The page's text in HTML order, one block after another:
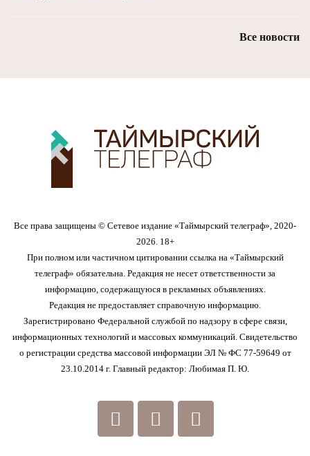
Все новости
Все права защищены © Сетевое издание «Таймырский телеграф», 2020-
2026. 18+
При полном или частичном цитировании ссылка на «Таймырский
телеграф» обязательна. Редакция не несет ответственности за
информацию, содержащуюся в рекламных объявлениях.
Редакция не предоставляет справочную информацию.
Зарегистрировано Федеральной службой по надзору в сфере связи,
информационных технологий и массовых коммуникаций. Свидетельство
о регистрации средства массовой информации ЭЛ № ФС 77-59649 от
23.10.2014 г. Главный редактор: Любимая П. Ю.